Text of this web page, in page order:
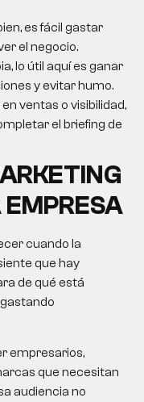
es fácil gastar
el negocio.
lo útil aquí es ganar
y evitar humo.
ventas o visibilidad,
el briefing de
EMPRESA
cuando la
que hay
de qué está
empresarios,
que necesitan
audiencia no